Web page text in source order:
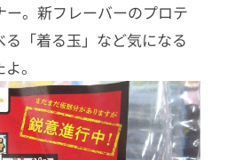
ー。新フレーバーのプロテ
「着る玉」など気になる
。